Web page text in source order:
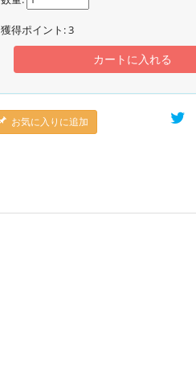
獲得ポイント:3
カートに入れる
お気に入りに追加